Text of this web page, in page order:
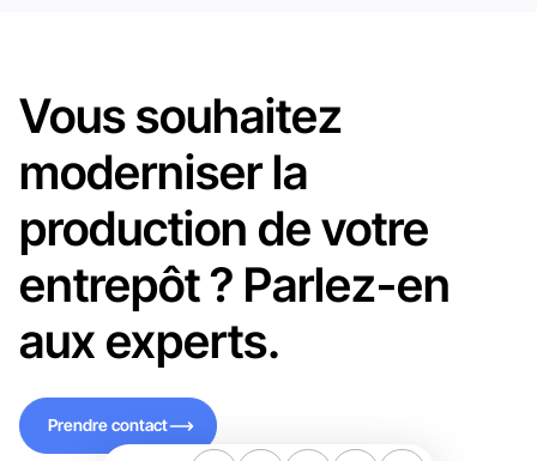
Vous souhaitez
moderniser la
production de votre
entrepôt ? Parlez-en
aux experts.
Prendre contact
Prendre contact